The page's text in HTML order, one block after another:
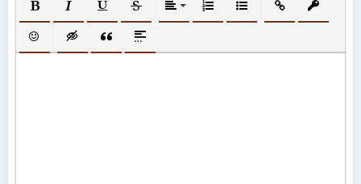
ПОЛУЖИРНЫЙ
КУРСИВПОДЧЕРКНУТЫЙ
ЗАЧЕРКНУТЫЙВЫРАВНИВАНИЕ
НУМЕРОВАННЫЙ СПИСОК
МАРКИРОВАННЫЙ
ВСТАВИТЬ
ВСТАВИТЬ СМАЙЛИК
ВСТАВКА СКРЫТОГО ТЕКСТА
ВСТАВКА ЦИТАТЫ
ВСТАВКА СПОЙЛЕРА